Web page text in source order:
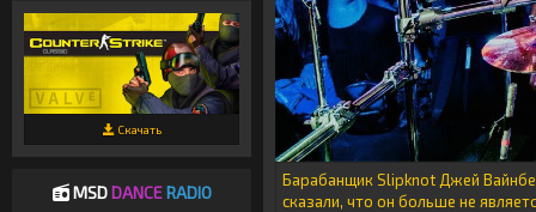
Скачать
MSDDANCE RADIO
Барабанщик Slipknot Джей
сказали, что он больше не